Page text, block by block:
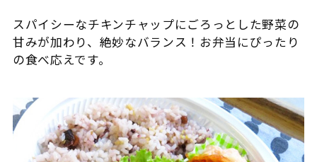
スパイシーなチキンチャップにごろっとした野菜の
甘みが加わり、絶妙なバランス！お弁当にぴったり
の食べ応えです。